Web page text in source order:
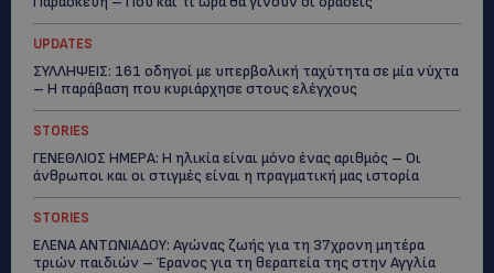
UPDATES
ΣΥΛΛΗΨΕΙΣ: 161 οδηγοί με υπερβολική ταχύτητα σε μία νύχτα
– Η παράβαση που κυριάρχησε στους ελέγχους
STORIES
ΓΕΝΕΘΛΙΟΣ ΗΜΕΡΑ: Η ηλικία είναι μόνο ένας αριθμός – Οι
άνθρωποι και οι στιγμές είναι η πραγματική μας ιστορία
STORIES
ΕΛΕΝΑ ΑΝΤΩΝΙΑΔΟΥ: Αγώνας ζωής για τη 37χρονη μητέρα
τριών παιδιών – Έρανος για τη θεραπεία της στην Αγγλία